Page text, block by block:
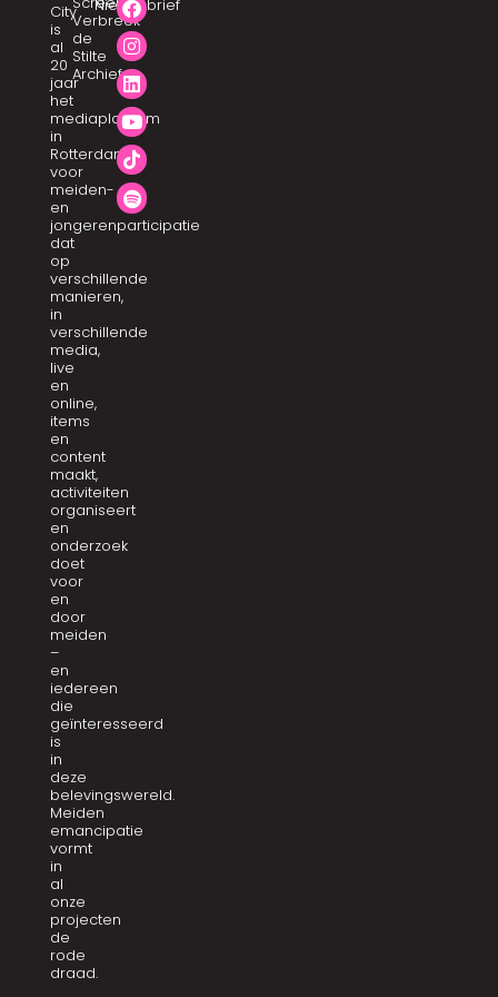
City
is
al
20
jaar
het
mediaplatform
in
Rotterdam
voor
meiden-
en
jongerenparticipatie
dat
op
verschillende
manieren,
in
verschillende
media,
live
en
online,
items
en
content
maakt,
activiteiten
organiseert
en
onderzoek
doet
voor
en
door
meiden
–
en
iedereen
die
geïnteresseerd
is
in
deze
belevingswereld.
Meiden
emancipatie
vormt
in
al
onze
projecten
de
rode
draad.
Verbreek
de
Stilte
Archief
Nieuwsbrief